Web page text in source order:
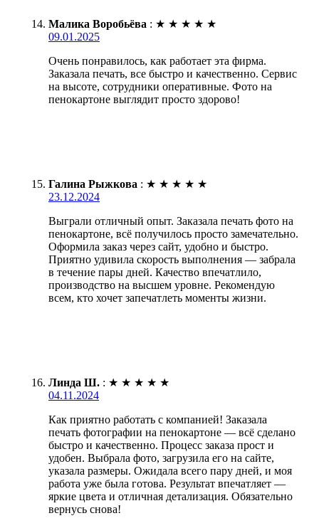
Малика Воробьёва : ★ ★ ★ ★ ★
09.01.2025
Очень понравилось, как работает эта фирма.
Заказала печать, все быстро и качественно. Сервис
на высоте, сотрудники оперативные. Фото на
пенокартоне выглядит просто здорово!
Галина Рыжкова : ★ ★ ★ ★ ★
23.12.2024
Выграли отличный опыт. Заказала печать фото на
пенокартоне, всё получилось просто замечательно.
Оформила заказ через сайт, удобно и быстро.
Приятно удивила скорость выполнения — забрала
в течение пары дней. Качество впечатлило,
производство на высшем уровне. Рекомендую
всем, кто хочет запечатлеть моменты жизни.
Линда Ш. : ★ ★ ★ ★ ★
04.11.2024
Как приятно работать с компанией! Заказала
печать фотографии на пенокартоне — всё сделано
быстро и качественно. Процесс заказа прост и
удобен. Выбрала фото, загрузила его на сайте,
указала размеры. Ожидала всего пару дней, и моя
работа уже была готова. Результат впечатляет —
яркие цвета и отличная детализация. Обязательно
вернусь снова!